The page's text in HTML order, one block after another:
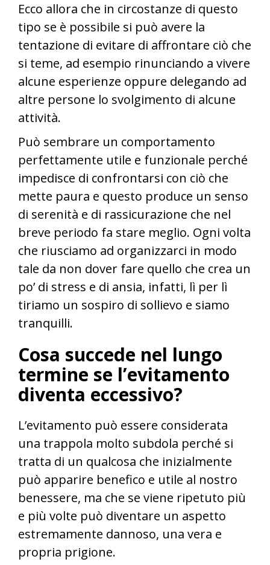
Ecco allora che in circostanze di questo
tipo se è possibile si può avere la
tentazione di evitare di affrontare ciò che
si teme, ad esempio rinunciando a vivere
alcune esperienze oppure delegando ad
altre persone lo svolgimento di alcune
attività.
Può sembrare un comportamento
perfettamente utile e funzionale perché
impedisce di confrontarsi con ciò che
mette paura e questo produce un senso
di serenità e di rassicurazione che nel
breve periodo fa stare meglio. Ogni volta
che riusciamo ad organizzarci in modo
tale da non dover fare quello che crea un
po’ di stress e di ansia, infatti, lì per lì
tiriamo un sospiro di sollievo e siamo
tranquilli.
Cosa succede nel lungo
termine se l’evitamento
diventa eccessivo?
L’evitamento può essere considerata
una trappola molto subdola perché si
tratta di un qualcosa che inizialmente
può apparire benefico e utile al nostro
benessere, ma che se viene ripetuto più
e più volte può diventare un aspetto
estremamente dannoso, una vera e
propria prigione.